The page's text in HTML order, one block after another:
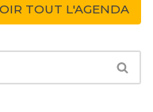
TOUT L'AGENDA